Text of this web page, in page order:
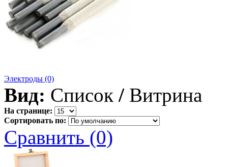
Электроды (0)
Вид: Список / Витрина
На странице:
Сортировать по:
Сравнить (0)